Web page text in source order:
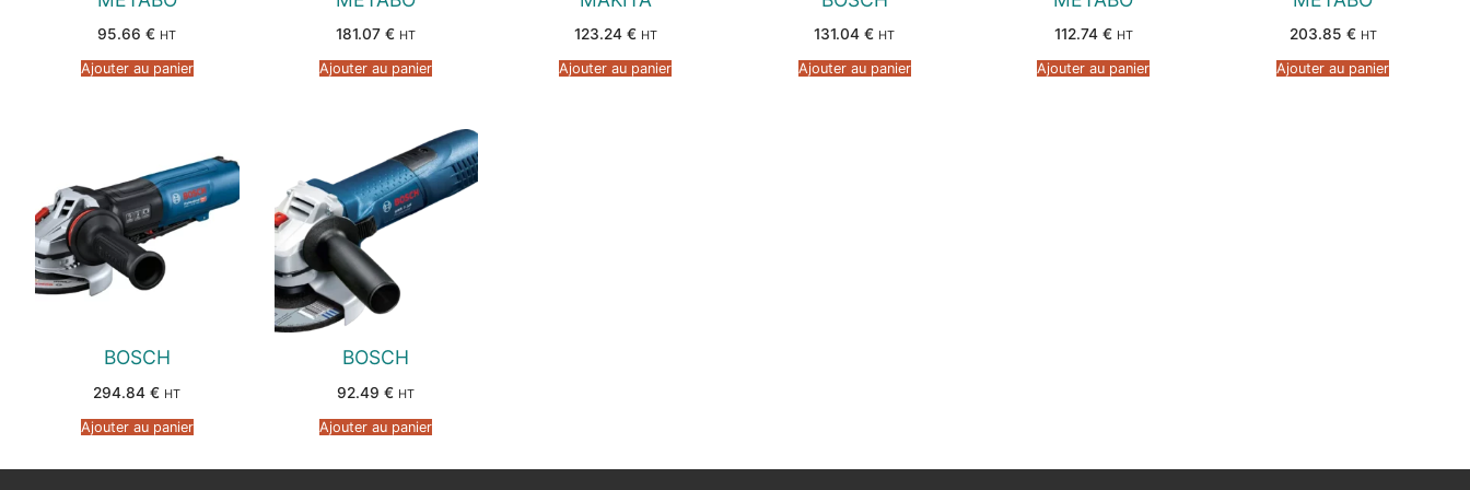
95.66€ HT
Ajouter au panier
181.07€ HT
Ajouter au panier
123.24 € HT
Ajouter au panier
131.04€ HT
Ajouter au panier
112.74 € HT
Ajouter au panier
203.85 € HT
Ajouter au panier
BOSCH
294.84€ HT
Ajouter au panier
BOSCH
92.49€ HT
Ajouter au panier